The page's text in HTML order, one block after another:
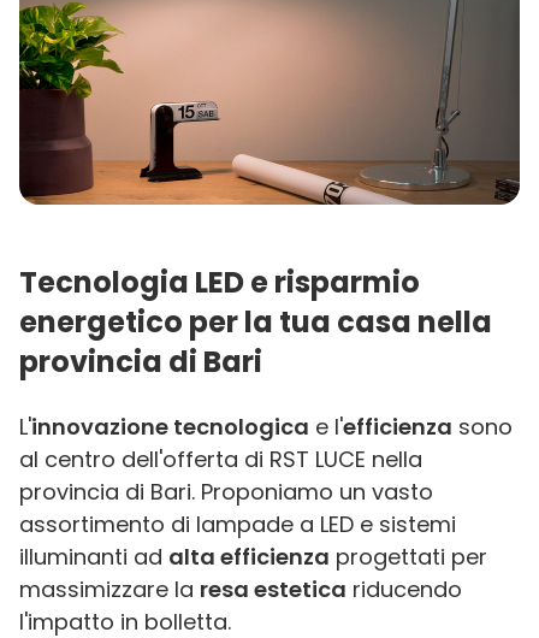
Tecnologia LED e risparmio
energetico per la tua casa nella
provincia di Bari
L'innovazione tecnologica e l'efficienza sono
al centro dell'offerta di RST LUCE nella
provincia di Bari. Proponiamo un vasto
assortimento di lampade a LED e sistemi
illuminanti ad alta efficienza progettati per
massimizzare la resa estetica riducendo
l'impatto in bolletta.